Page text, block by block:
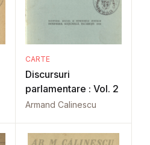
CARTE
Discursuri
parlamentare : Vol. 2
Armand Calinescu